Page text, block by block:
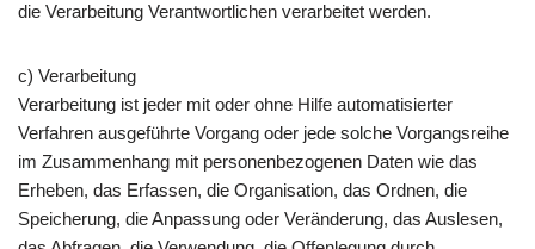
die Verarbeitung Verantwortlichen verarbeitet werden.
c) Verarbeitung
Verarbeitung ist jeder mit oder ohne Hilfe automatisierter
Verfahren ausgeführte Vorgang oder jede solche Vorgangsreihe
im Zusammenhang mit personenbezogenen Daten wie das
Erheben, das Erfassen, die Organisation, das Ordnen, die
Speicherung, die Anpassung oder Veränderung, das Auslesen,